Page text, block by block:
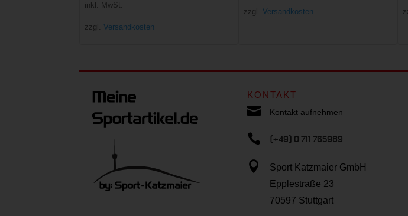
inkl. MwSt.
zzgl.Versandkosten
zzgl.Versandkosten
KONTAKT
 Kontakt aufnehmen
 (+49) 0 711 765989

Sport Katzmaier GmbH
Epplestraße 23
70597 Stuttgart